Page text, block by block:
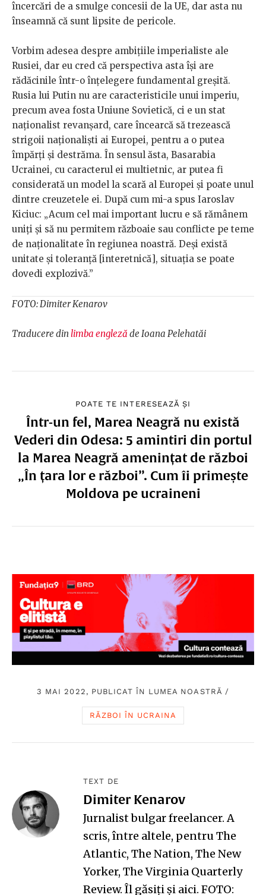
încercări de a smulge concesii de la UE, dar asta nu
înseamnă că sunt lipsite de pericole.
Vorbim adesea despre ambițiile imperialiste ale
Rusiei, dar eu cred că perspectiva asta își are
rădăcinile într-o înțelegere fundamental greșită.
Rusia lui Putin nu are caracteristicile unui imperiu,
precum avea fosta Uniune Sovietică, ci e un stat
naționalist revanșard, care încearcă să trezească
strigoii naționaliști ai Europei, pentru a o putea
împărți și destrăma. În sensul ăsta, Basarabia
Ucrainei, cu caracterul ei multietnic, ar putea fi
considerată un model la scară al Europei și poate unul
dintre creuzetele ei. După cum mi-a spus Iaroslav
Kiciuc: „Acum cel mai important lucru e să rămânem
uniți și să nu permitem războaie sau conflicte pe teme
de naționalitate în regiunea noastră. Deși există
unitate și toleranță [interetnică], situația se poate
dovedi explozivă.”
FOTO: Dimiter Kenarov
Traducere din limba engleză de Ioana Pelehatăi
POATE TE INTERESEAZĂ ȘI
Într-un fel, Marea Neagră nu există
Vederi din Odesa: 5 amintiri din portul
la Marea Neagră amenințat de război
„În țara lor e război”. Cum îi primește
Moldova pe ucraineni
3 MAI 2022, PUBLICAT ÎN LUMEA NOASTRĂ /
RĂZBOI ÎN UCRAINA
TEXT DE
Dimiter Kenarov
Jurnalist bulgar freelancer. A
scris, între altele, pentru The
Atlantic, The Nation, The New
Yorker, The Virginia Quarterly
Review. Îl găsiți și aici. FOTO: